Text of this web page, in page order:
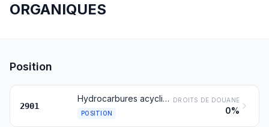
ORGANIQUES
Position
2901
Hydrocarbures acycliques
POSITION
DROITS DE DOUANE
0%